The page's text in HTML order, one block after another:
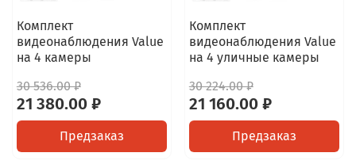
Комплект
видеонаблюдения Value
на 4 камеры
30 536.00 ₽
21 380.00 ₽
Предзаказ
Комплект
видеонаблюдения Value
на 4 уличные камеры
30 224.00 ₽
21 160.00 ₽
Предзаказ